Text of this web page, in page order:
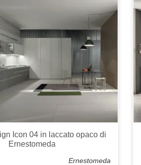
Icon 04 in laccato opaco di
Ernestomeda
Ernestomeda